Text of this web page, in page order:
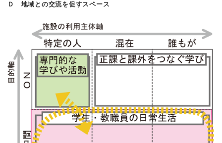
Ｄ 地域との交流を促すスペース